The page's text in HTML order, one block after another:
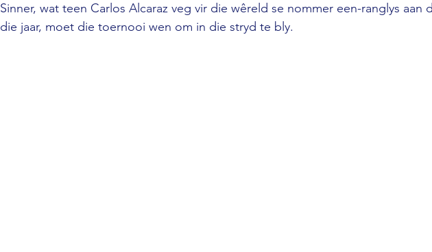
Sinner, wat teen Carlos Alcaraz veg vir die wêreld se nommer een-ranglys aan
die jaar, moet die toernooi wen om in die stryd te bly.